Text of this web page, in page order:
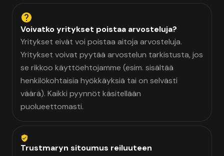
Voivatko yritykset poistaa arvosteluja?
Yritykset eivät voi poistaa aitoja arvosteluja.
Yritykset voivat pyytää arvostelun tarkistusta, jos
se rikkoo käyttöehtojamme (esim. sisältää
henkilökohtaisia hyökkäyksiä tai on selvästi
väärä). Kaikki pyynnöt käsitellään
puolueettomasti.
Trustmaryn sitoumus reiluuteen